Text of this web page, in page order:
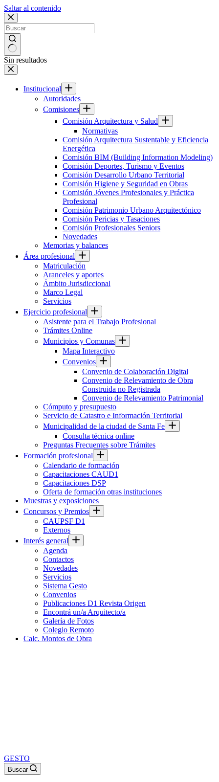
Saltar al contenido
Sin resultados
Institucional
Autoridades
Comisiones
Comisión Arquitectura y Salud
Normativas
Comisión Arquitectura Sustentable y Eficiencia
Energética
Comisión BIM (Building Information Modeling)
Comisión Deportes, Turismo y Eventos
Comisión Desarrollo Urbano Territorial
Comisión Higiene y Seguridad en Obras
Comisión Jóvenes Profesionales y Práctica
Profesional
Comisión Patrimonio Urbano Arquitectónico
Comisión Pericias y Tasaciones
Comisión Profesionales Seniors
Novedades
Memorias y balances
Área profesional
Matriculación
Aranceles y aportes
Ámbito Jurisdiccional
Marco Legal
Servicios
Ejercicio profesional
Asistente para el Trabajo Profesional
Trámites Online
Municipios y Comunas
Mapa Interactivo
Convenios
Convenio de Colaboración Digital
Convenio de Relevamiento de Obra
Construida no Registrada
Convenio de Relevamiento Patrimonial
Cómputo y presupuesto
Servicio de Catastro e Información Territorial
Municipalidad de la ciudad de Santa Fe
Consulta técnica online
Preguntas Frecuentes sobre Trámites
Formación profesional
Calendario de formación
Capacitaciones CAUD1
Capacitaciones DSP
Oferta de formación otras instituciones
Muestras y exposiciones
Concursos y Premios
CAUPSF D1
Externos
Interés general
Agenda
Contactos
Novedades
Servicios
Sistema Gesto
Convenios
Publicaciones D1 Revista Origen
Encontrá un/a Arquitecto/a
Galería de Fotos
Colegio Remoto
Calc. Montos de Obra
GESTO
Buscar